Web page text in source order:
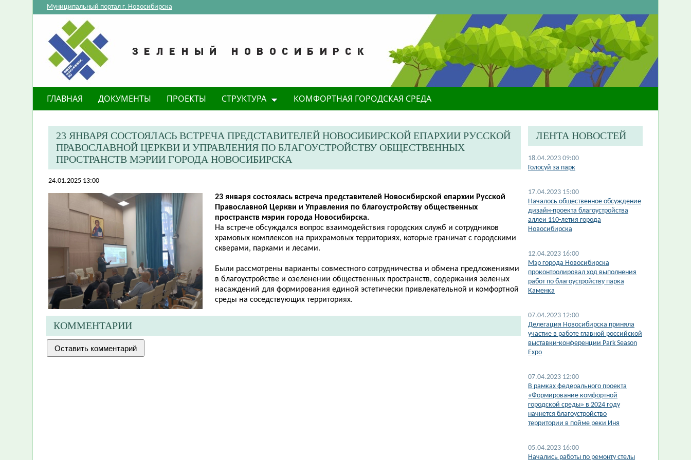
Муниципальный портал г. Новосибирска
ГЛАВНАЯ ДОКУМЕНТЫ ПРОЕКТЫ СТРУКТУРА КОМФОРТНАЯ ГОРОДСКАЯ СРЕДА
23 ЯНВАРЯ СОСТОЯЛАСЬ ВСТРЕЧА ПРЕДСТАВИТЕЛЕЙ НОВОСИБИРСКОЙ ЕПАРХИИ РУССКОЙ
ПРАВОСЛАВНОЙ ЦЕРКВИ И УПРАВЛЕНИЯ ПО БЛАГОУСТРОЙСТВУ ОБЩЕСТВЕННЫХ
ПРОСТРАНСТВ МЭРИИ ГОРОДА НОВОСИБИРСКА
24.01.2025 13:00
23 января состоялась встреча представителей Новосибирской епархии Русской
Православной Церкви и Управления по благоустройству общественных
пространств мэрии города Новосибирска.
На встрече обсуждался вопрос взаимодействия городских служб и сотрудников
храмовых комплексов на прихрамовых территориях, которые граничат с городскими
скверами, парками и лесами.
Были рассмотрены варианты совместного сотрудничества и обмена предложениями
в благоустройстве и озеленении общественных пространств, содержания зеленых
насаждений для формирования единой эстетически привлекательной и комфортной
среды на соседствующих территориях.
КОММЕНТАРИИ
ЛЕНТА НОВОСТЕЙ
18.04.2023 09:00
​Голосуй за парк
17.04.2023 15:00
Началось общественное обсуждение
дизайн-проекта благоустройства
аллеи 110-летия города
Новосибирска
12.04.2023 16:00
Мэр города Новосибирска
проконтролировал ход выполнения
работ по благоустройству парка
Каменка
07.04.2023 12:00
Делегация Новосибирска приняла
участие в работе главной российской
выставки-конференции Park Season
Expo
07.04.2023 12:00
В рамках федерального проекта
«Формирование комфортной
городской среды» в 2024 году
начнется благоустройство
территории в пойме реки Иня
05.04.2023 16:00
Начались работы по ремонту стелы